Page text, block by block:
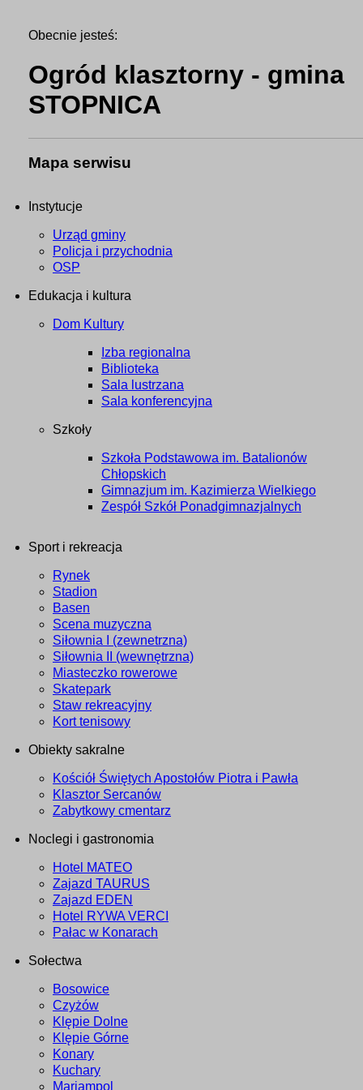
Obecnie jesteś:
Ogród klasztorny - gmina
STOPNICA
Mapa serwisu
Instytucje
Urząd gminy
Policja i przychodnia
OSP
Edukacja i kultura
Dom Kultury
Izba regionalna
Biblioteka
Sala lustrzana
Sala konferencyjna
Szkoły
Szkoła Podstawowa im. Batalionów
Chłopskich
Gimnazjum im. Kazimierza Wielkiego
Zespół Szkół Ponadgimnazjalnych
Sport i rekreacja
Rynek
Stadion
Basen
Scena muzyczna
Siłownia I (zewnetrzna)
Siłownia II (wewnętrzna)
Miasteczko rowerowe
Skatepark
Staw rekreacyjny
Kort tenisowy
Obiekty sakralne
Kościół Świętych Apostołów Piotra i Pawła
Klasztor Sercanów
Zabytkowy cmentarz
Noclegi i gastronomia
Hotel MATEO
Zajazd TAURUS
Zajazd EDEN
Hotel RYWA VERCI
Pałac w Konarach
Sołectwa
Bosowice
Czyżów
Klępie Dolne
Klępie Górne
Konary
Kuchary
Mariampol